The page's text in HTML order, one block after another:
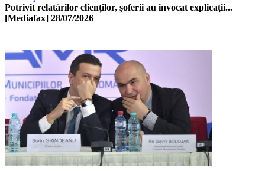
Potrivit relatărilor clienților, șoferii au invocat explicații...
[Mediafax] 28/07/2026